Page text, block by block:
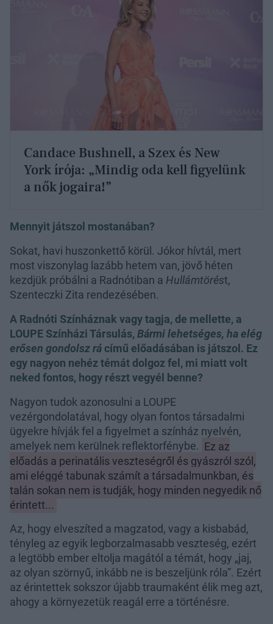
Candace Bushnell, a Szex és New
York írója: „Mindig oda kell figyelünk
a nők jogaira!”
Mennyit játszol mostanában?
Sokat, havi huszonkettő körül. Jókor hívtál, mert
most viszonylag lazább hetem van, jövő héten
kezdjük próbálni a Radnótiban a Hullámtörést,
Szenteczki Zita rendezésében.
A Radnóti Színháznak vagy tagja, de mellette, a
LOUPE Színházi Társulás, Bármi lehetséges, haelég
erősen gondolsz rá című előadásában is játszol. Ez
egy nagyon nehéz témát dolgoz fel, mi miatt volt
neked fontos, hogy részt vegyél benne?
Nagyon tudok azonosulni a LOUPE
vezérgondolatával, hogy olyan fontos társadalmi
ügyekre hívják fel a figyelmet a színház nyelvén,
amelyek nem kerülnek reflektorfénybe. Ez az
előadás a perinatális veszteségről és gyászról szól,
ami eléggé tabunak számít a társadalmunkban, és
talán sokan nem is tudják, hogy minden negyedik nő
érintett...
Az, hogy elveszíted a magzatod, vagy a kisbabád,
tényleg az egyik legborzalmasabb veszteség, ezért
a legtöbb ember eltolja magától a témát, hogy „jaj,
az olyan szörnyű, inkább ne is beszeljünk róla”. Ezért
az érintettek sokszor újabb traumaként élik meg azt,
ahogy a környezetük reagál erre a történésre.